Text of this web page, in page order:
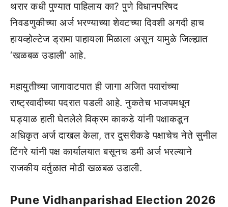
थरार कधी पुण्यात पाहिलाय का? पुणे विधानपरिषद
निवडणुकीच्या अर्ज भरण्याच्या शेवटच्या दिवशी अगदी हाच
हायव्होल्टेज ड्रामा पाहायला मिळाला असून यामुळे जिल्ह्यात
‘खळबळ उडाली’ आहे.
महायुतीच्या जागावाटपात ही जागा अजित पवारांच्या
राष्ट्रवादीच्या पदरात पडली आहे. नुकतेच भाजपमधून
घड्याळ हाती घेतलेले विक्रम काकडे यांनी पक्षाकडून
अधिकृत अर्ज दाखल केला, तर दुसरीकडे पक्षाचेच नेते सुनील
टिंगरे यांनी पक्ष कार्यालयात बसूनच डमी अर्ज भरल्याने
राजकीय वर्तुळात मोठी खळबळ उडाली.
Pune Vidhanparishad Election 2026